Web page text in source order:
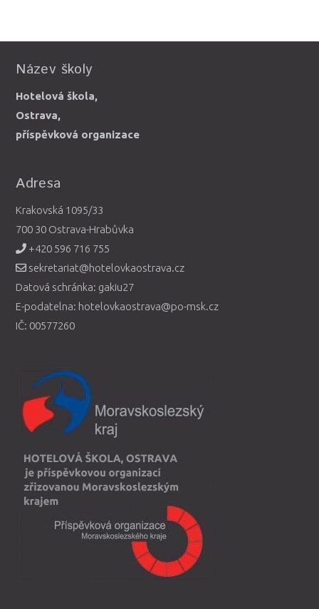
Název školy
Hotelová škola,
Ostrava,
příspěvková organizace
Adresa
Krakovská 1095/33
700 30 Ostrava-Hrabůvka
+420 596 716 755
sekretariat@hotelovkaostrava.cz
Datová schránka: gakiu27
E-podatelna: hotelovkaostrava@po-msk.cz
IČ: 00577260